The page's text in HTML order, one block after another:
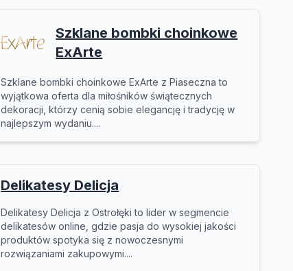
Szklane bombki choinkowe
ExArte
Szklane bombki choinkowe ExArte z Piaseczna to
wyjątkowa oferta dla miłośników świątecznych
dekoracji, którzy cenią sobie elegancję i tradycję w
najlepszym wydaniu....
Delikatesy Delicja
Delikatesy Delicja z Ostrołęki to lider w segmencie
delikatesów online, gdzie pasja do wysokiej jakości
produktów spotyka się z nowoczesnymi
rozwiązaniami zakupowymi....